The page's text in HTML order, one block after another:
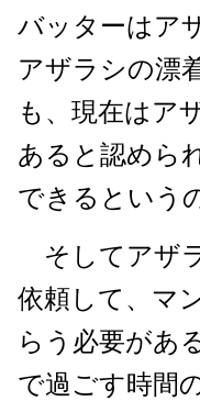
バッターはア
アザラシの漂
も、現在はア
あると認めら
できるという
そしてアザ
依頼して、マ
らう必要があ
で過ごす時間